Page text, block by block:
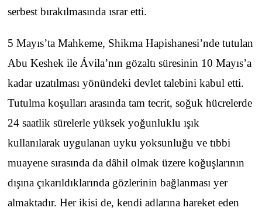
serbest bırakılmasında ısrar etti.
5 Mayıs’ta Mahkeme, Shikma Hapishanesi’nde tutulan
Abu Keshek ile Ávila’nın gözaltı süresinin 10 Mayıs’a
kadar uzatılması yönündeki devlet talebini kabul etti.
Tutulma koşulları arasında tam tecrit, soğuk hücrelerde
24 saatlik sürelerle yüksek yoğunluklu ışık
kullanılarak uygulanan uyku yoksunluğu ve tıbbi
muayene sırasında da dâhil olmak üzere koğuşlarının
dışına çıkarıldıklarında gözlerinin bağlanması yer
almaktadır. Her ikisi de, kendi adlarına hareket eden